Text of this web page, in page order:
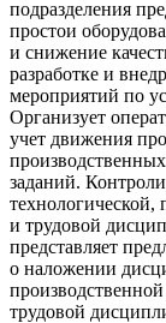
подразделения
простои
и снижение
разработке и
мероприятий по
Организует
учет движения
производственных
заданий.
технологической,
и трудовой
представляет
о наложении
трудовой